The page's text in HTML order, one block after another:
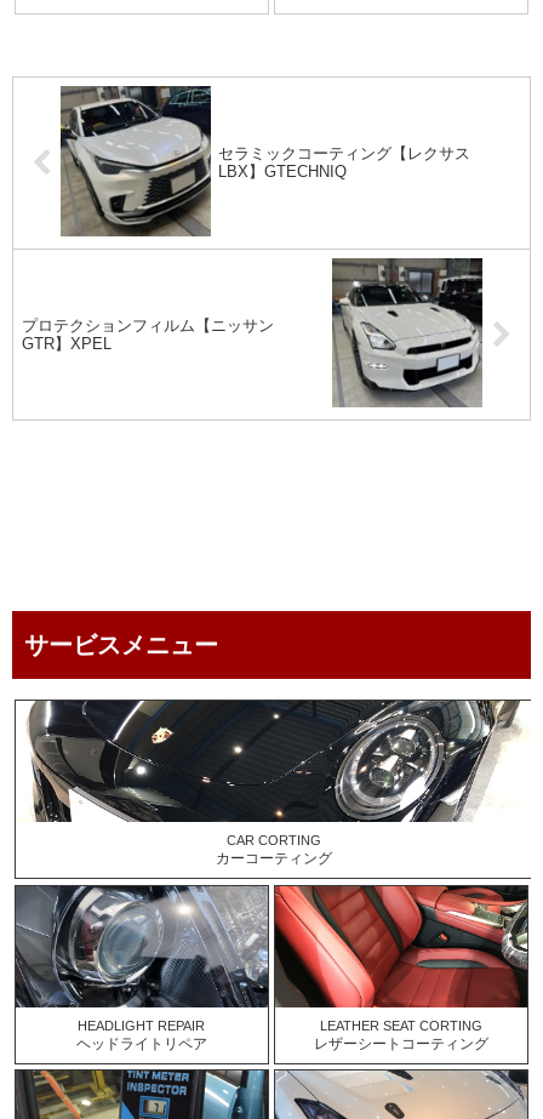
セラミックコーティング【レクサス
LBX】GTECHNIQ
プロテクションフィルム【ニッサン
GTR】XPEL
サービスメニュー
CAR CORTING
カーコーティング
HEADLIGHT REPAIR
ヘッドライトリペア
LEATHER SEAT CORTING
レザーシートコーティング